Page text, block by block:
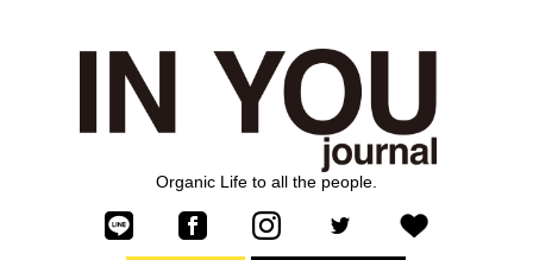
Organic Life to all the people.